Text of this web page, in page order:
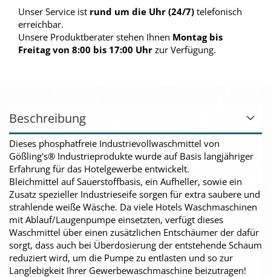
Unser Service ist rund um die Uhr (24/7) telefonisch
erreichbar.
Unsere Produktberater stehen Ihnen Montag bis
Freitag von 8:00 bis 17:00 Uhr zur Verfügung.
Beschreibung
Dieses phosphatfreie Industrievollwaschmittel von
Gößling's® Industrieprodukte wurde auf Basis langjähriger
Erfahrung für das Hotelgewerbe entwickelt.
Bleichmittel auf Sauerstoffbasis, ein Aufheller, sowie ein
Zusatz spezieller Industrieseife sorgen für extra saubere und
strahlende weiße Wäsche. Da viele Hotels Waschmaschinen
mit Ablauf/Laugenpumpe einsetzten, verfügt dieses
Waschmittel über einen zusätzlichen Entschäumer der dafür
sorgt, dass auch bei Überdosierung der entstehende Schaum
reduziert wird, um die Pumpe zu entlasten und so zur
Langlebigkeit Ihrer Gewerbewaschmaschine beizutragen!